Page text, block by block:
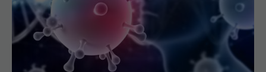
S-au descoperit inflamaţii și umflături în creier la
persoanele cu long-COVID
12 feb 2025, 12:57